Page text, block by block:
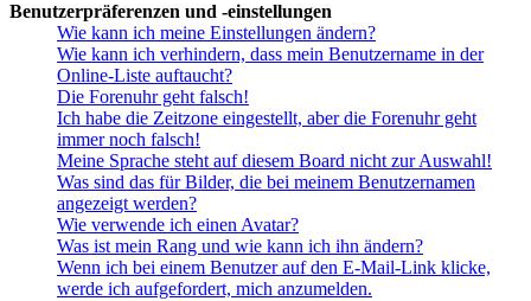
Benutzerpräferenzen und -einstellungen
Wie kann ich meine Einstellungen ändern?
Wie kann ich verhindern, dass mein Benutzername in der
Online-Liste auftaucht?
Die Forenuhr geht falsch!
Ich habe die Zeitzone eingestellt, aber die Forenuhr geht
immer noch falsch!
Meine Sprache steht auf diesem Board nicht zur Auswahl!
Was sind das für Bilder, die bei meinem Benutzernamen
angezeigt werden?
Wie verwende ich einen Avatar?
Was ist mein Rang und wie kann ich ihn ändern?
Wenn ich bei einem Benutzer auf den E-Mail-Link klicke,
werde ich aufgefordert, mich anzumelden.